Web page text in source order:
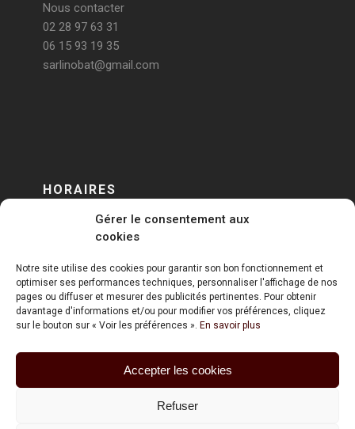
Gérer le consentement aux
cookies
Notre site utilise des cookies pour garantir son bon fonctionnement et
optimiser ses performances techniques, personnaliser l'affichage de nos
pages ou diffuser et mesurer des publicités pertinentes. Pour obtenir
davantage d'informations et/ou pour modifier vos préférences, cliquez
sur le bouton sur « Voir les préférences ». En savoir plus
Accepter les cookies
Refuser
Nous contacter
02 28 97 63 31
06 15 93 19 35
sarlinobat@gmail.com
HORAIRES
DU LUNDI AU VENDREDI